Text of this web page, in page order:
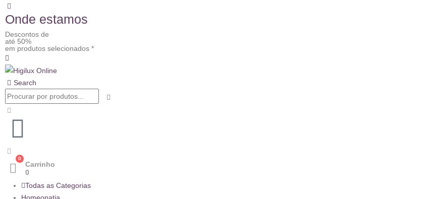
Onde estamos
Descontos de
até 50%
em produtos selecionados *
Search
0
Carrinho
0
Todas as Categorias
Homeopatia